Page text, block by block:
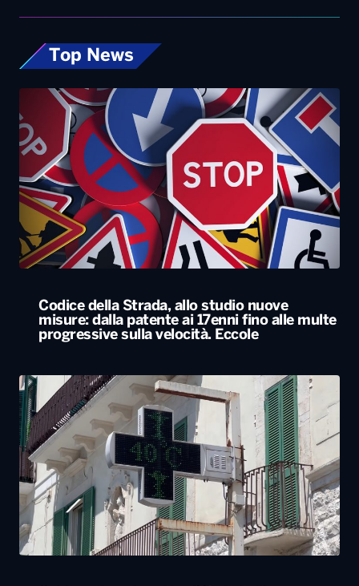
Top News
Codice della Strada, allo studio nuove
misure: dalla patente ai 17enni fino alle multe
progressive sulla velocità. Eccole